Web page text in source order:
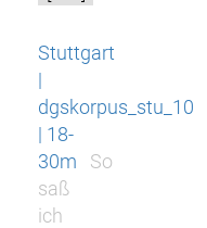
Stuttgart
|
dgskorpus_stu_10
| 18-
30m
So
saß
ich